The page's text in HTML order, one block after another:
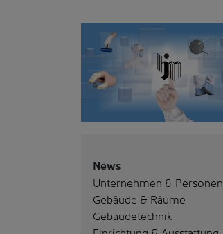
News
Unternehmen & Personen
Gebäude & Räume
Gebäudetechnik